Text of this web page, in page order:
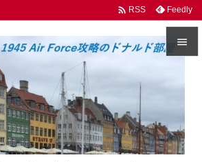


前へ
 RSS Feedly